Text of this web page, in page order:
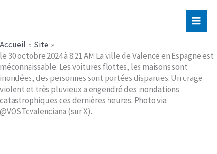
Accueil
Site
le 30 octobre 2024 à 8:21 AM La ville de Valence en Espagne est
méconnaissable. Les voitures flottes, les maisons sont
inondées, des personnes sont portées disparues. Un orage
violent et très pluvieux a engendré des inondations
catastrophiques ces dernières heures. Photo via
@VOSTcvalenciana (sur X).